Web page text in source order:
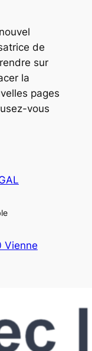
de
sur
la
pages
vous
Vienne